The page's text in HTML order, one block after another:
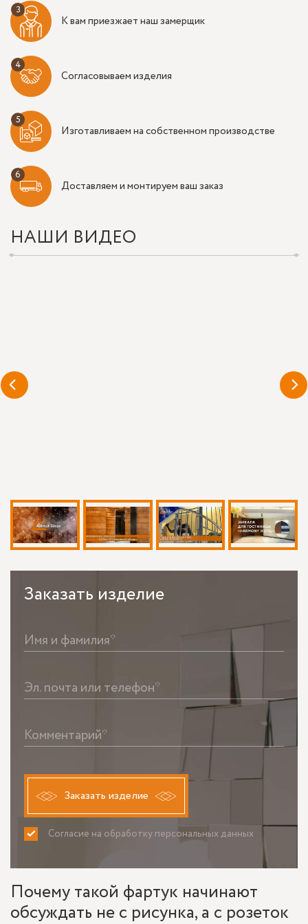
К вам приезжает наш замерщик
Согласовываем изделия
Изготавливаем на собственном производстве
Доставляем и монтируем ваш заказ
НАШИ ВИДЕО
Заказать изделие
Имя и фамилия*
Эл. почта или телефон*
Комментарий*
Заказать изделие
Согласие на обработку персональных данных
ПРИНИМАЮ НЕ ПРИНИМАЮ
Почему такой фартук начинают
обсуждать не с рисунка, а с розеток